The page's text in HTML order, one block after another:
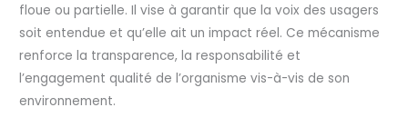
floue ou partielle. Il vise à garantir que la voix des usagers
soit entendue et qu’elle ait un impact réel. Ce mécanisme
renforce la transparence, la responsabilité et
l’engagement qualité de l’organisme vis-à-vis de son
environnement.